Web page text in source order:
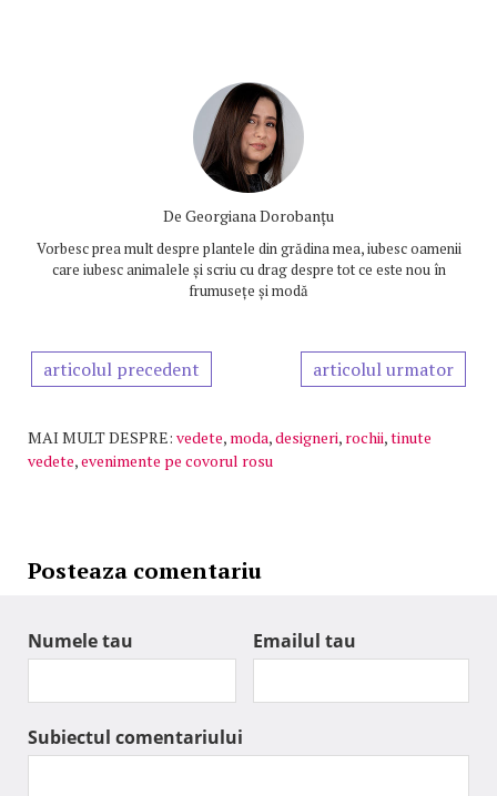
De Georgiana Dorobanțu
Vorbesc prea mult despre plantele din grădina mea, iubesc oamenii
care iubesc animalele și scriu cu drag despre tot ce este nou în
frumusețe și modă
articolul precedent articolul urmator
MAI MULT DESPRE: vedete, moda,designeri, rochii,tinute
vedete,evenimente pe covorul rosu
Posteaza comentariu
Numele tau Emailul tau
Subiectul comentariului